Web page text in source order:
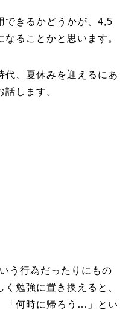
できるかどうかが、4,5
ることかと思います。
代、夏休みを迎えるにあ
します。
う行為だったりにもの
勉強に置き換えると、
「何時に帰ろう…」とい